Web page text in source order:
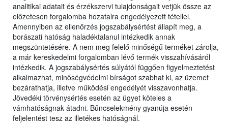
analitikai adatait és érzékszervi tulajdonságait vetjük össze az
előzetesen forgalomba hozatalra engedélyezett tétellel.
Amennyiben az ellenőrzés jogszabálysértést állapít meg, a
borászati hatóság haladéktalanul intézkedik annak
megszüntetésére. A nem meg felelő minőségű terméket zárolja,
a már kereskedelmi forgalomban lévő termék visszahívásáról
intézkedik. A jogszabálysértés súlyától függően figyelmeztetést
alkalmazhat, minőségvédelmi bírságot szabhat ki, az üzemet
bezárathatja, illetve működési engedélyét visszavonhatja.
Jövedéki törvénysértés esetén az ügyet köteles a
vámhatóságnak átadni. Bűncselekmény gyanúja esetén
feljelentést tesz az illetékes hatóságnál.